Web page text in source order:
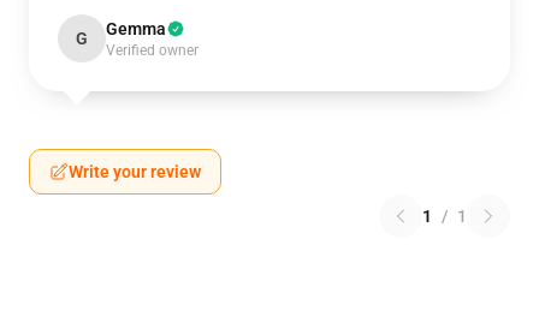
G Gemma
Verified owner
Write your review
1 / 1